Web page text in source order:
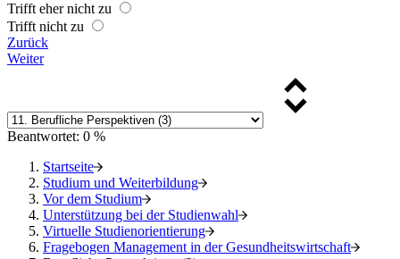
Trifft eher nicht zu
Trifft nicht zu
Zurück
Weiter
Beantwortet: 0 %
Startseite
Studium und Weiterbildung
Vor dem Studium
Unterstützung bei der Studienwahl
Virtuelle Studienorientierung
Fragebogen Management in der Gesundheitswirtschaft